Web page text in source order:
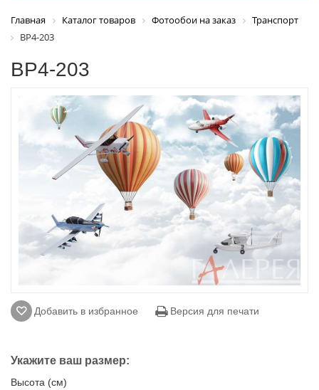
Главная Каталог товаров Фотообои на заказ
Транспорт
ВР4-203
ВР4-203
Добавить в избранное Версия для печати
Укажите ваш размер:
Высота (см)